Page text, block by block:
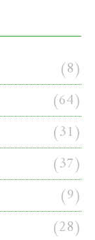
(8)
(64)
(31)
(37)
(9)
(28)